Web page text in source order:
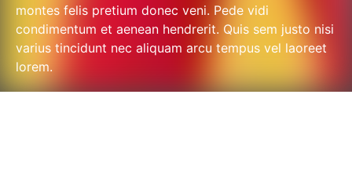
montes felis pretium donec veni. Pede vidi
condimentum et aenean hendrerit. Quis sem justo nisi
varius tincidunt nec aliquam arcu tempus vel laoreet
lorem.